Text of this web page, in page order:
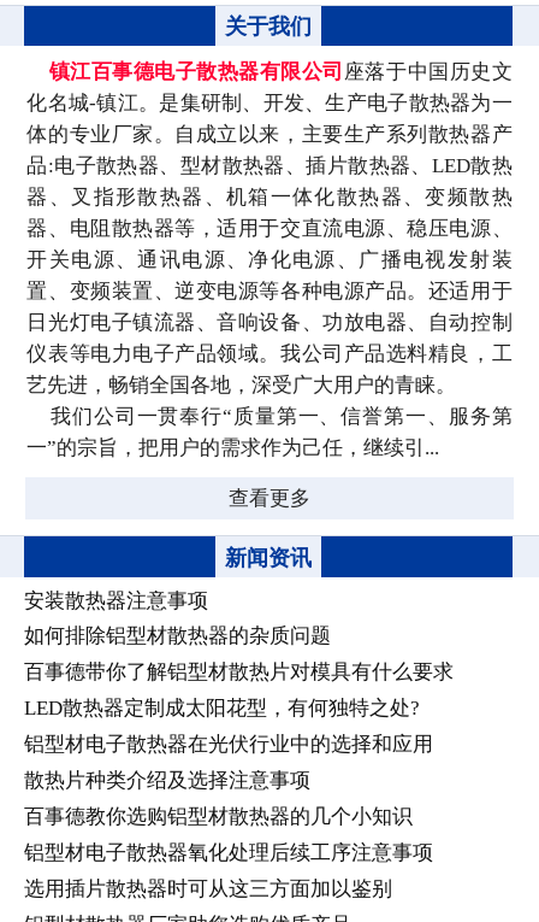
关于我们
镇江百事德电子散热器有限公司 座落于中国历史文
化名城-镇江。是集研制、开发、生产电子散热器为一
体的专业厂家。自成立以来，主要生产系列散热器产
品:电子散热器、型材散热器、插片散热器、LED散热
器、叉指形散热器、机箱一体化散热器、变频散热
器、电阻散热器等，适用于交直流电源、稳压电源、
开关电源、通讯电源、净化电源、广播电视发射装
置、变频装置、逆变电源等各种电源产品。还适用于
日光灯电子镇流器、音响设备、功放电器、自动控制
仪表等电力电子产品领域。我公司产品选料精良，工
艺先进，畅销全国各地，深受广大用户的青睐。
我们公司一贯奉行“质量第一、信誉第一、服务第
一”的宗旨，把用户的需求作为己任，继续引...
查看更多
新闻资讯
安装散热器注意事项
如何排除铝型材散热器的杂质问题
百事德带你了解铝型材散热片对模具有什么要求
LED散热器定制成太阳花型，有何独特之处?
铝型材电子散热器在光伏行业中的选择和应用
散热片种类介绍及选择注意事项
百事德教你选购铝型材散热器的几个小知识
铝型材电子散热器氧化处理后续工序注意事项
选用插片散热器时可从这三方面加以鉴别